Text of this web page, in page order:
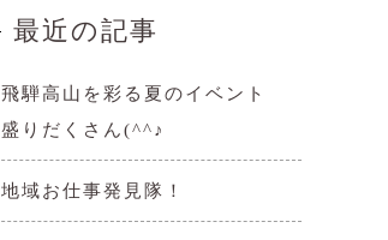
最近の記事
飛騨高山を彩る夏のイベント
盛りだくさん(^^♪
地域お仕事発見隊！